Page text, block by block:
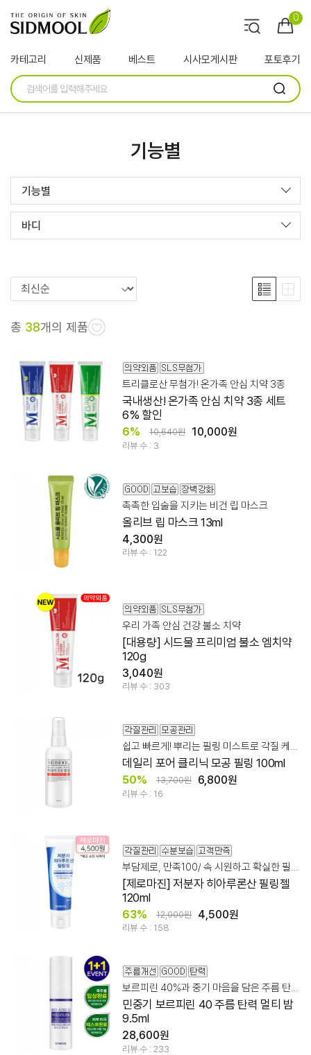
0
카테고리 신제품 베스트 시사모게시판 포토후기
기능별
기능별
바디
총 38개의 제품
트리클로산 무첨가! 온가족 안심 치약 3종
국내생산! 온가족 안심 치약 3종 세트
6% 할인
6% 10,640원 10,000원
리뷰 수 : 3
촉촉한 입술을 지키는 비건 립 마스크
올리브 립 마스크 13ml
4,300원
리뷰 수 : 122
우리 가족 안심 건강 불소 치약
[대용량] 시드물 프리미엄 불소 엠치약
120g
3,040원
리뷰 수 : 303
쉽고 빠르게! 뿌리는 필링 미스트로 각질 케어!
데일리 포어 클리닉 모공 필링 100ml
50% 13,700원 6,800원
리뷰 수 : 16
[제로마진] 저분자 히아루론산 필링젤
120ml
63% 12,000원 4,500원
리뷰 수 : 158
보르피린 40%과 중기 마음을 담은 주름 탄력 멀티밤!
민중기 보르피린 40 주름 탄력 멀티 밤
9.5ml
28,600원
리뷰 수 : 233